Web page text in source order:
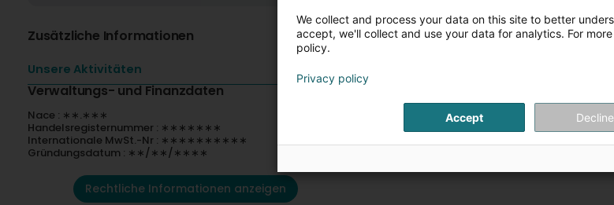
Zusätzliche Informationen
Unsere Aktivitäten
Verwaltungs- und Finanzdaten
Nace : ∗∗.∗∗∗
Handelsregisternummer : ∗∗∗∗∗∗∗
Internationale MwSt.-Nr : ∗∗∗∗∗∗∗∗∗∗
Gründungsdatum : ∗∗/∗∗/∗∗∗∗
Rechtliche Informationen anzeigen
We collect and process your data on this site to better
accept, we'll collect and use your data for analytics. For
policy.
Privacy policy
Accept Decline